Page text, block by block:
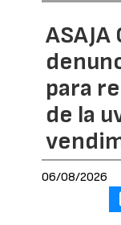
para
de la
06/08/2026